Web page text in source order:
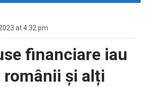
at 4:32 pm
financiare iau
și alți